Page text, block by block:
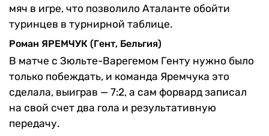
мяч в игре, что позволило Аталанте обойти
туринцев в турнирной таблице.
Роман ЯРЕМЧУК (Гент, Бельгия)
В матче с Зюльте-Варегемом Генту нужно было
только побеждать, и команда Яремчука это
сделала, выиграв — 7:2, а сам форвард записал
на свой счет два гола и результативную
передачу.